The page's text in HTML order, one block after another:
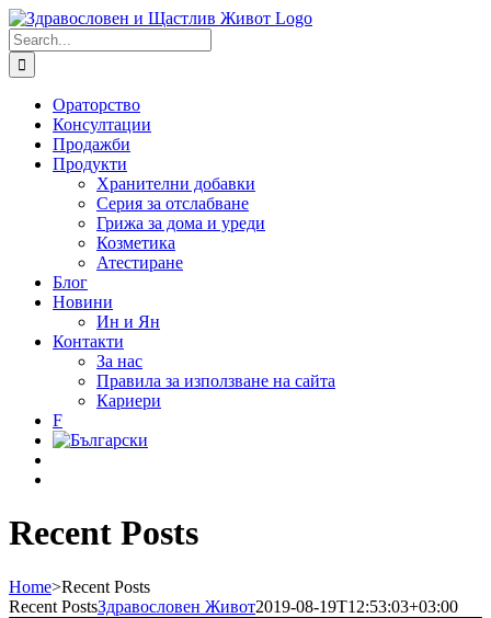
Skip
to
content
Search
for:
Ораторство
Консултации
Продажби
Продукти
Хранителни добавки
Серия за отслабване
Грижа за дома и уреди
Козметика
Атестиране
Блог
Новини
Ин и Ян
Контакти
За нас
Правила за използване на сайта
Кариери
F
Recent Posts
Home>Recent Posts
Recent PostsЗдравословен Живот2019-08-19T12:53:03+03:00